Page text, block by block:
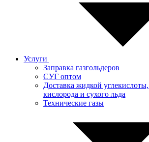
Услуги
Заправка газгольдеров
СУГ оптом
Доставка жидкой углекислоты,
кислорода и сухого льда
Технические газы